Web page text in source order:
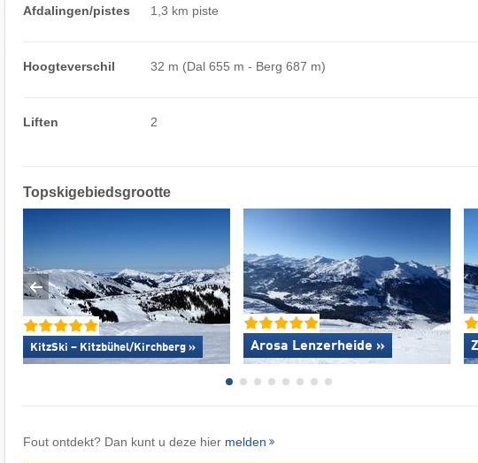
Afdalingen/pistes 1,3 km piste
Hoogteverschil 32 m (Dal 655 m - Berg 687 m)
Liften 2
Topskigebiedsgrootte
KitzSki – Kitzbühel/​Kirchberg » Arosa Lenzerheide »
Fout ontdekt? Dan kunt u deze hier melden